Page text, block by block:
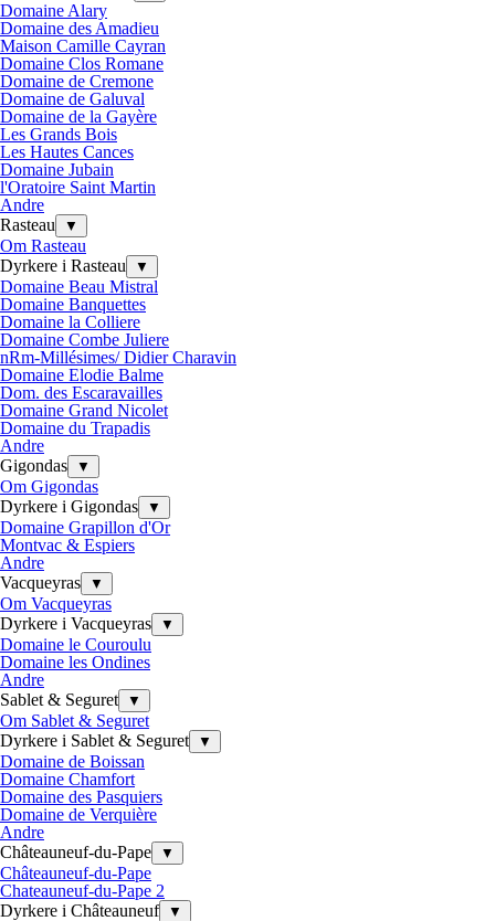
Domaine Alary
Domaine des Amadieu
Maison Camille Cayran
Domaine Clos Romane
Domaine de Cremone
Domaine de Galuval
Domaine de la Gayère
Les Grands Bois
Les Hautes Cances
Domaine Jubain
l'Oratoire Saint Martin
Andre
Rasteau
▼
Om Rasteau
Dyrkere i Rasteau
▼
Domaine Beau Mistral
Domaine Banquettes
Domaine la Colliere
Domaine Combe Juliere
nRm-Millésimes/ Didier Charavin
Domaine Elodie Balme
Dom. des Escaravailles
Domaine Grand Nicolet
Domaine du Trapadis
Andre
Gigondas
▼
Om Gigondas
Dyrkere i Gigondas
▼
Domaine Grapillon d'Or
Montvac & Espiers
Andre
Vacqueyras
▼
Om Vacqueyras
Dyrkere i Vacqueyras
▼
Domaine le Couroulu
Domaine les Ondines
Andre
Sablet & Seguret
▼
Om Sablet & Seguret
Dyrkere i Sablet & Seguret
▼
Domaine de Boissan
Domaine Chamfort
Domaine des Pasquiers
Domaine de Verquière
Andre
Châteauneuf-du-Pape
▼
Châteauneuf-du-Pape
Chateauneuf-du-Pape 2
Dyrkere i Châteauneuf
▼